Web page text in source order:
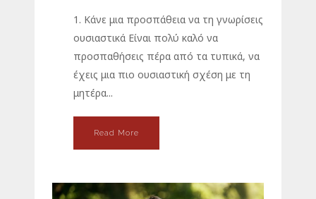
1. Κάνε μια προσπάθεια να τη γνωρίσεις
ουσιαστικά Είναι πολύ καλό να
προσπαθήσεις πέρα από τα τυπικά, να
έχεις μια πιο ουσιαστική σχέση με τη
μητέρα...
Read More